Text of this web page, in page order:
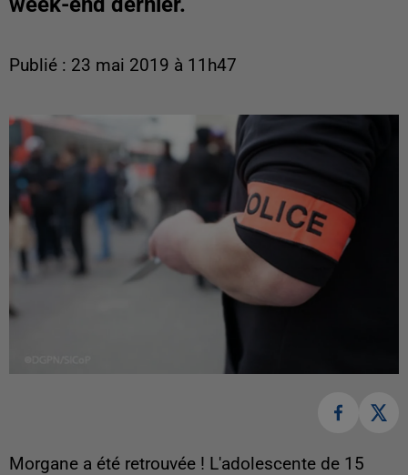
Publié : 23 mai 2019 à 11h47
Morgane a été retrouvée ! L'adolescente de 15